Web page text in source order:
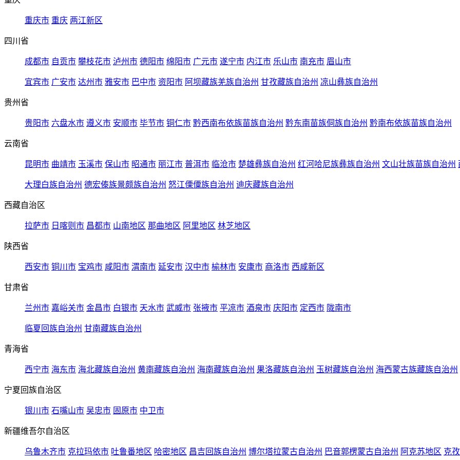
重庆市 重庆 两江新区
四川省
成都市 自贡市 攀枝花市 泸州市 德阳市 绵阳市 广元市 遂宁市 内江市 乐山市 南充市 眉山市
宜宾市 广安市 达州市 雅安市 巴中市 资阳市 阿坝藏族羌族自治州 甘孜藏族自治州 凉山彝族自治州
贵州省
贵阳市 六盘水市 遵义市 安顺市 毕节市 铜仁市 黔西南布依族苗族自治州 黔东南苗族侗族自治州 黔南布依族苗族自治州
云南省
昆明市 曲靖市 玉溪市 保山市 昭通市 丽江市 普洱市 临沧市 楚雄彝族自治州 红河哈尼族彝族自治州 文山壮族苗族自治州
大理白族自治州 德宏傣族景颇族自治州 怒江傈僳族自治州 迪庆藏族自治州
西藏自治区
拉萨市 日喀则市 昌都市 山南地区 那曲地区 阿里地区 林芝地区
陕西省
西安市 铜川市 宝鸡市 咸阳市 渭南市 延安市 汉中市 榆林市 安康市 商洛市 西咸新区
甘肃省
兰州市 嘉峪关市 金昌市 白银市 天水市 武威市 张掖市 平凉市 酒泉市 庆阳市 定西市 陇南市
临夏回族自治州 甘南藏族自治州
青海省
西宁市 海东市 海北藏族自治州 黄南藏族自治州 海南藏族自治州 果洛藏族自治州 玉树藏族自治州 海西蒙古族藏族自治州
宁夏回族自治区
银川市 石嘴山市 吴忠市 固原市 中卫市
新疆维吾尔自治区
乌鲁木齐市 克拉玛依市 吐鲁番地区 哈密地区 昌吉回族自治州 博尔塔拉蒙古自治州 巴音郭楞蒙古自治州 阿克苏地区 克